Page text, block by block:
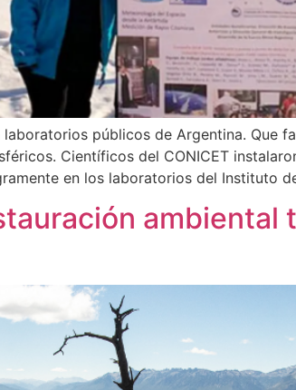
públicos de Argentina. Que
Científicos del CONICET
en los laboratorios del Instituto
ambiental